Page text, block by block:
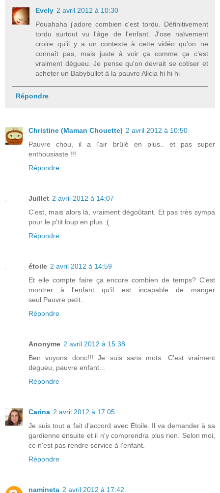
Evely 2 avril 2012 à 10:30
Pouahaha j'adore combien c'est tordu. Définitivement
tordu surtout vu l'âge de l'enfant. J'ose naïvement
croire qu'il y a un contexte à cette vidéo qu'on ne
connaît pas, mais juste à voir ça comme ça c'est
vraiment dégueu. Je pense qu'on devrait se cotiser et
acheter un Babybullet à la pauvre Alicia hi hi hi
Répondre
Christine (Maman Chouette) 2 avril 2012 à 10:50
Pauvre chou, il a l'air brûlé en plus.. et pas super
enthousiaste !!!
Répondre
Juillet 2 avril 2012 à 14:07
C'est, mais alors là, vraiment dégoûtant. Et pas très sympa
pour le p'tit loup en plus :(
Répondre
étoile 2 avril 2012 à 14:59
Et elle compte faire ça encore combien de temps? C'est
montrer à l'enfant qu'il est incapable de manger
seul.Pauvre petit.
Répondre
Anonyme 2 avril 2012 à 15:38
Ben voyons donc!!! Je suis sans mots. C'est vraiment
degueu, pauvre enfant...
Répondre
Carina 2 avril 2012 à 17:05
Je suis tout a fait d'accord avec Étoile. Il va demander à sa
gardienne ensuite et il n'y comprendra plus rien. Selon moi,
ce n'est pas rendre service à l'enfant.
Répondre
namineta 2 avril 2012 à 17:42